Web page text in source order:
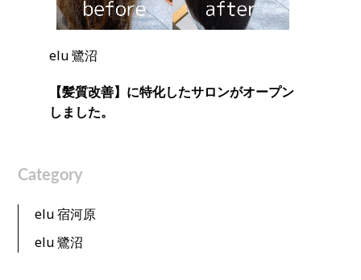
elu 鷺沼
【髪質改善】に特化したサロンがオープン
しました。
Category
elu 宿河原
elu 鷺沼